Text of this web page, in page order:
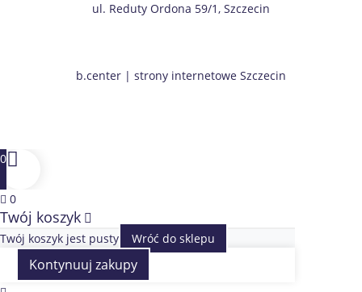
ul. Reduty Ordona 59/1, Szczecin
b.center | strony internetowe Szczecin
0
0
Twój koszyk
Twój koszyk jest pusty Wróć do sklepu
Kontynuuj zakupy